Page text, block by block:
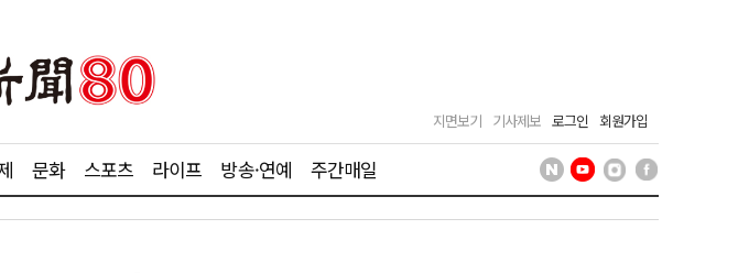
지면보기 기사제보 로그인 회원가입
문화 스포츠 라이프 방송·연예 주간매일